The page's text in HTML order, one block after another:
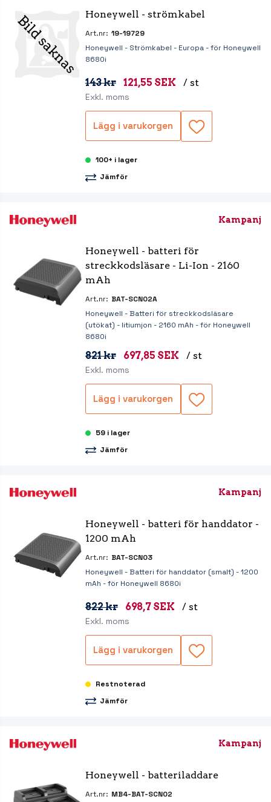
Honeywell - strömkabel
Art.nr: 19-19729
Honeywell - Strömkabel - Europa - för Honeywell
8680i
143 kr 121,55 SEK / st
Exkl. moms
Lägg i varukorgen
100+ i lager
Jämför
Kampanj
Honeywell - batteri för
streckkodsläsare - Li-Ion - 2160
mAh
Art.nr: BAT-SCN02A
Honeywell - Batteri för streckkodsläsare
(utökat) - litiumjon - 2160 mAh - för Honeywell
8680i
821 kr 697,85 SEK / st
Exkl. moms
Lägg i varukorgen
59 i lager
Jämför
Kampanj
Honeywell - batteri för handdator -
1200 mAh
Art.nr: BAT-SCN03
Honeywell - Batteri för handdator (smalt) - 1200
mAh - för Honeywell 8680i
822 kr 698,7 SEK / st
Exkl. moms
Lägg i varukorgen
Restnoterad
Jämför
Kampanj
Honeywell - batteriladdare
Art.nr: MB4-BAT-SCN02